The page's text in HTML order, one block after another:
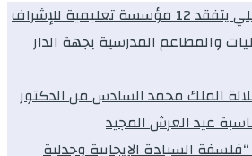
الدكتور نوفل كديلي يتفقد 12 مؤسسة تعليمية للإشراف
والمطاعم المدرسية بجهة الدار
الملك محمد السادس من الدكتور
عيد العرش المجيد
السيادة الإيجابية وجدلية